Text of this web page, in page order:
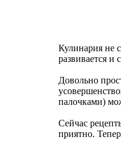
Кулинария не
развивается и
Довольно
палочками)
Сейчас
приятно.